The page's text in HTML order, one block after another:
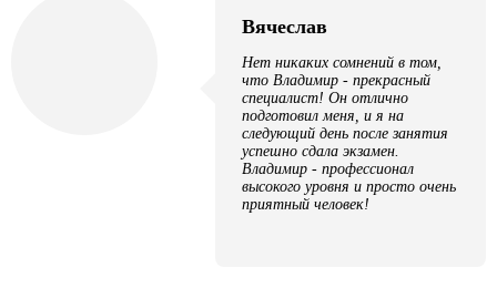
Вячеслав
Нет никаких сомнений в том,
что Владимир - прекрасный
специалист! Он отлично
подготовил меня, и я на
следующий день после занятия
успешно сдала экзамен.
Владимир - профессионал
высокого уровня и просто очень
приятный человек!